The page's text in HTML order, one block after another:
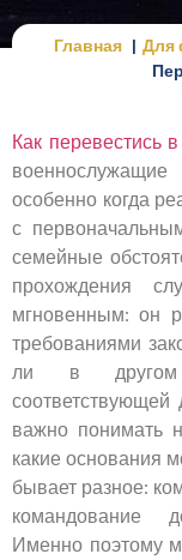
Главная Для
Как перевестись
особенно когда
с
семейные
прохождения
мгновенным: он
требованиями
ли в другом
важно понимать
какие основания
бывает разное:
командование
Именно поэтому